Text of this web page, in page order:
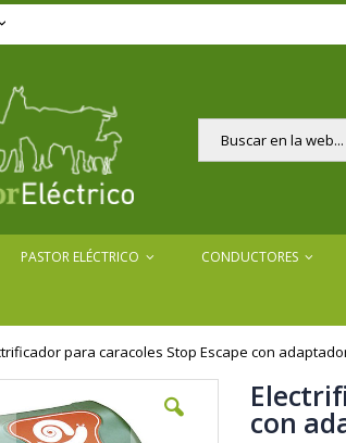
Buscar
PASTOR ELÉCTRICO CONDUCTORES
para caracoles Stop Escape con
con